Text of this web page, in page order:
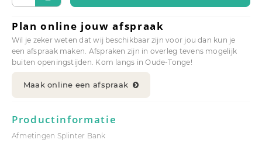
Plan online jouw afspraak
Wil je zeker weten dat wij beschikbaar zijn voor jou dan kun je
een afspraak maken. Afspraken zijn in overleg tevens mogelijk
buiten openingstijden. Kom langs in Oude-Tonge!
Maak online een afspraak
Productinformatie
Afmetingen Splinter Bank